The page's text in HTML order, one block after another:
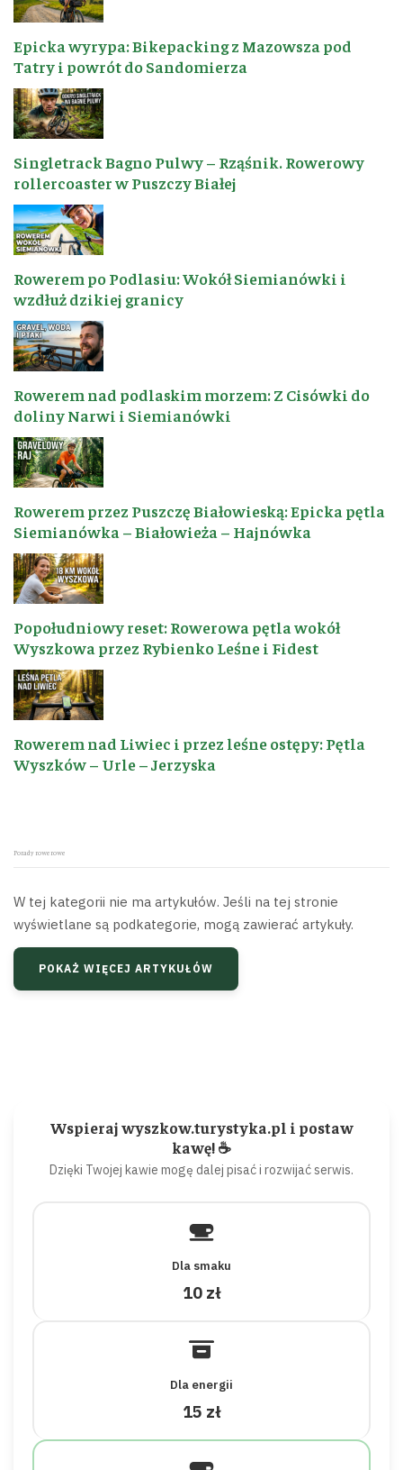
Epicka wyrypa: Bikepacking z Mazowsza pod
Tatry i powrót do Sandomierza
Singletrack Bagno Pulwy – Rząśnik. Rowerowy
rollercoaster w Puszczy Białej
Rowerem po Podlasiu: Wokół Siemianówki i
wzdłuż dzikiej granicy
Rowerem nad podlaskim morzem: Z Cisówki do
doliny Narwi i Siemianówki
Rowerem przez Puszczę Białowieską: Epicka pętla
Siemianówka – Białowieża – Hajnówka
Popołudniowy reset: Rowerowa pętla wokół
Wyszkowa przez Rybienko Leśne i Fidest
Rowerem nad Liwiec i przez leśne ostępy: Pętla
Wyszków – Urle – Jerzyska
Porady rowerowe
W tej kategorii nie ma artykułów. Jeśli na tej stronie
wyświetlane są podkategorie, mogą zawierać artykuły.
POKAŻ WIĘCEJ ARTYKUŁÓW
Wspieraj wyszkow.turystyka.pl i postaw
kawę! ☕
Dzięki Twojej kawie mogę dalej pisać i rozwijać serwis.
Dla smaku
10 zł
Dla energii
15 zł